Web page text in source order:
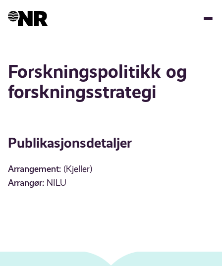
Forskningspolitikk og
forskningsstrategi
Publikasjonsdetaljer
Arrangement: (Kjeller)
Arrangør: NILU